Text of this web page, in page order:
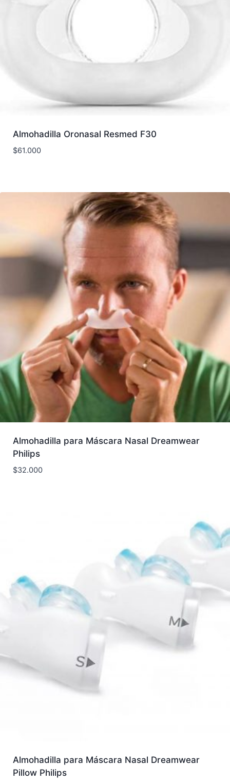
Almohadilla Oronasal Resmed F30
$61.000
Almohadilla para Máscara Nasal Dreamwear
Philips
$32.000
Almohadilla para Máscara Nasal Dreamwear
Pillow Philips